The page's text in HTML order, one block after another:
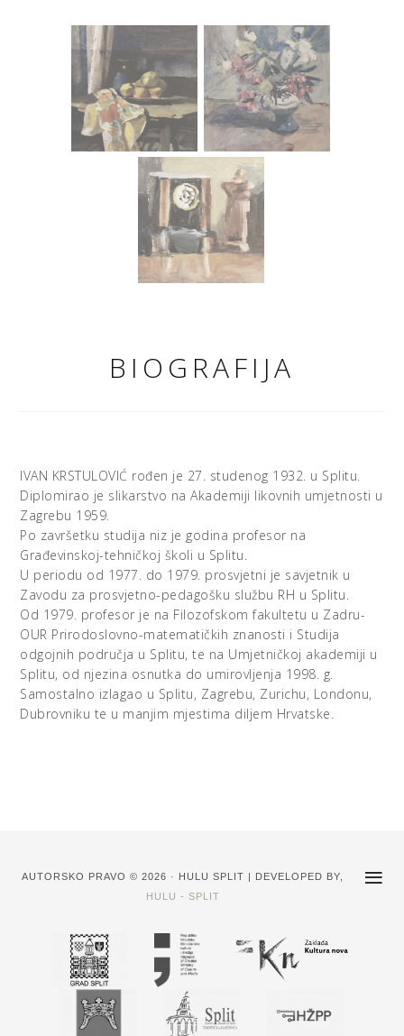
BIOGRAFIJA
IVAN KRSTULOVIĆ rođen je 27. studenog 1932. u Splitu.
Diplomirao je slikarstvo na Akademiji likovnih umjetnosti u
Zagrebu 1959.
Po završetku studija niz je godina profesor na
Građevinskoj-tehničkoj školi u Splitu.
U periodu od 1977. do 1979. prosvjetni je savjetnik u
Zavodu za prosvjetno-pedagošku službu RH u Splitu.
Od 1979. profesor je na Filozofskom fakultetu u Zadru-
OUR Prirodoslovno-matematičkih znanosti i Studija
odgojnih područja u Splitu, te na Umjetničkoj akademiji u
Splitu, od njezina osnutka do umirovljenja 1998. g.
Samostalno izlagao u Splitu, Zagrebu, Zurichu, Londonu,
Dubrovniku te u manjim mjestima diljem Hrvatske.
AUTORSKO PRAVO © 2026 · HULU SPLIT | DEVELOPED BY,
HULU - SPLIT